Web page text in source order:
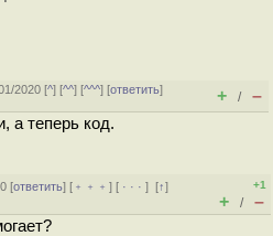
2020 [^] [^^] [^^^] [ответить]
+ / –
а теперь код.
[ответить] [ ﹢﹢﹢] [ · · ·][↑]
+1
+ / –